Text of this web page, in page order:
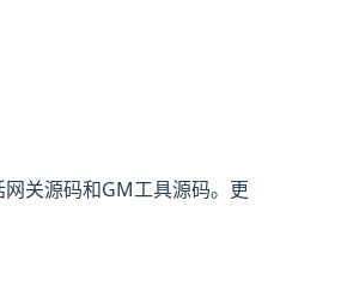
关源码和GM工具源码。更